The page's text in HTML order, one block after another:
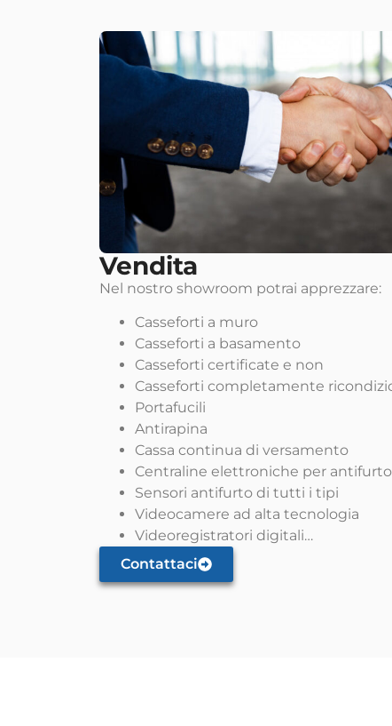
Vendita
Nel nostro showroom potrai apprezzare:
Casseforti a muro
Casseforti a basamento
Casseforti certificate e non
Casseforti completamente
Portafucili
Antirapina
Cassa continua di versamento
Centraline elettroniche per antifurto
Sensori antifurto di tutti i tipi
Videocamere ad alta tecnologia
Videoregistratori digitali…
Contattaci